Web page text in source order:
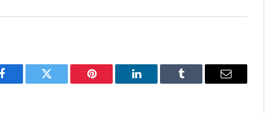
Facebook Twitter Pinterest LinkedIn Tumblr
E-